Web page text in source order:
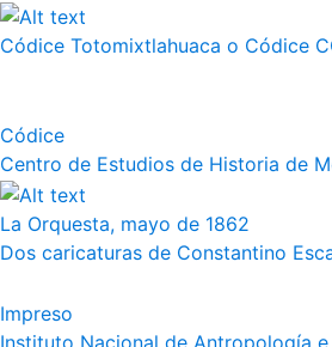
Códice Totomixtlahuaca o Códice
Códice
Centro de Estudios de Historia de
La Orquesta, mayo de 1862
Dos caricaturas de Constantino
Impreso
Instituto Nacional de Antropología